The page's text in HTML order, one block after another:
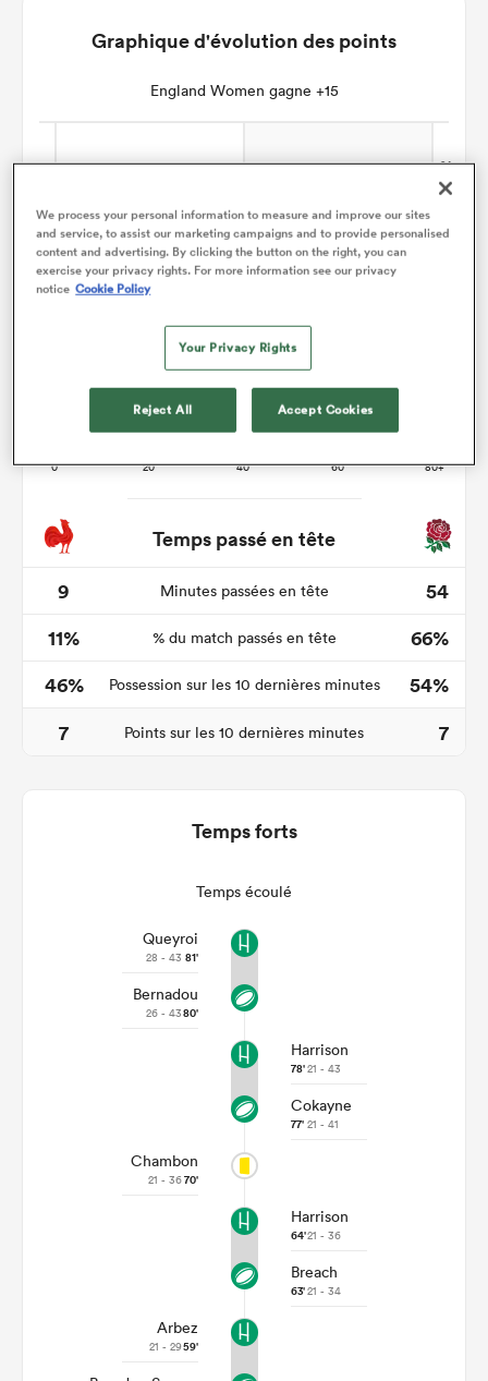
Graphique d'évolution des points
England Women gagne +15
Temps passé en tête
9
Minutes passées en tête
54
11%
% du match passés en tête
66%
46%
Possession sur les 10 dernières minutes
54%
7
Points sur les 10 dernières minutes 7
Temps forts
Temps écoulé
Queyroi
28 - 43 81'
Bernadou
26 - 4380'
Harrison
78'21 - 43
Cokayne
77' 21 - 41
Chambon
21 - 3670'
Harrison
64'21 - 36
Breach
63'21 - 34
Arbez
21 - 2959'
We process your personal information to measure and improve our sites
and service, to assist our marketing campaigns and to provide personalised
content and advertising. By clicking the button on the right, you can
exercise your privacy rights. For more information see our privacy
notice Cookie Policy
Your Privacy Rights
Reject All Accept Cookies